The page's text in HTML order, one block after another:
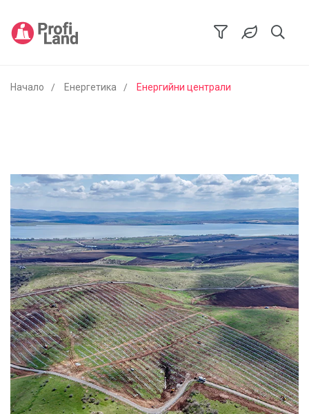
Начало Енергетика Енергийни централи